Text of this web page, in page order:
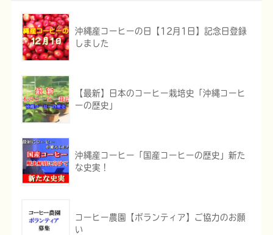
沖縄産コーヒーの日【12月1日】記念日登録
しました
【最新】日本のコーヒー栽培史「沖縄コーヒ
ーの歴史」
沖縄産コーヒー「国産コーヒーの歴史」新た
な史実！
コーヒー農園【ボランティア】ご協力のお願
い